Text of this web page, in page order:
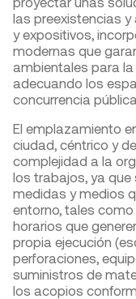
las preexistencias
y expositivos,
modernas que
ambientales para
adecuando los
concurrencia pública.
El emplazamiento
ciudad, céntrico y
complejidad a la
los trabajos, ya
medidas y medios
entorno, tales
horarios que
propia ejecución
perforaciones,
suministros de
los acopios